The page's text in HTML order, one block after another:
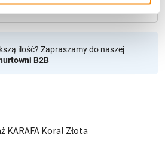
ilość? Zapraszamy do naszej
B2B
Koral Złota